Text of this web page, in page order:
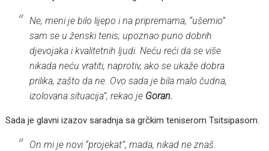
Ne, meni je bilo lijepo i na pripremama, “ušemio”
sam se u ženski tenis, upoznao puno dobrih
djevojaka i kvalitetnih ljudi. Neću reći da se više
nikada neću vratiti, naprotiv, ako se ukaže dobra
prilika, zašto da ne. Ovo sada je bila malo čudna,
izolovana situacija”, rekao je Goran.
Sada je glavni izazov saradnja sa grčkim teniserom Tsitsipasom.
On mi je novi “projekat”, mada, nikad ne znaš.